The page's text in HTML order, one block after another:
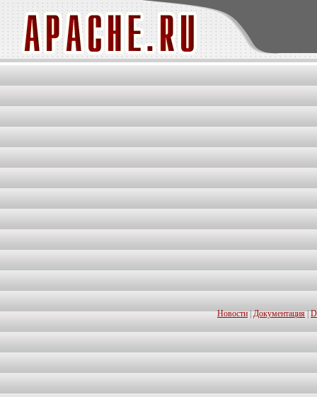
Новости|Документация|